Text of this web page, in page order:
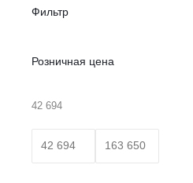
Фильтр
Розничная цена
42 694